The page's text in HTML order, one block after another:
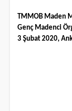
TMMOB Maden
Genç Madenci
3 Şubat 2020,